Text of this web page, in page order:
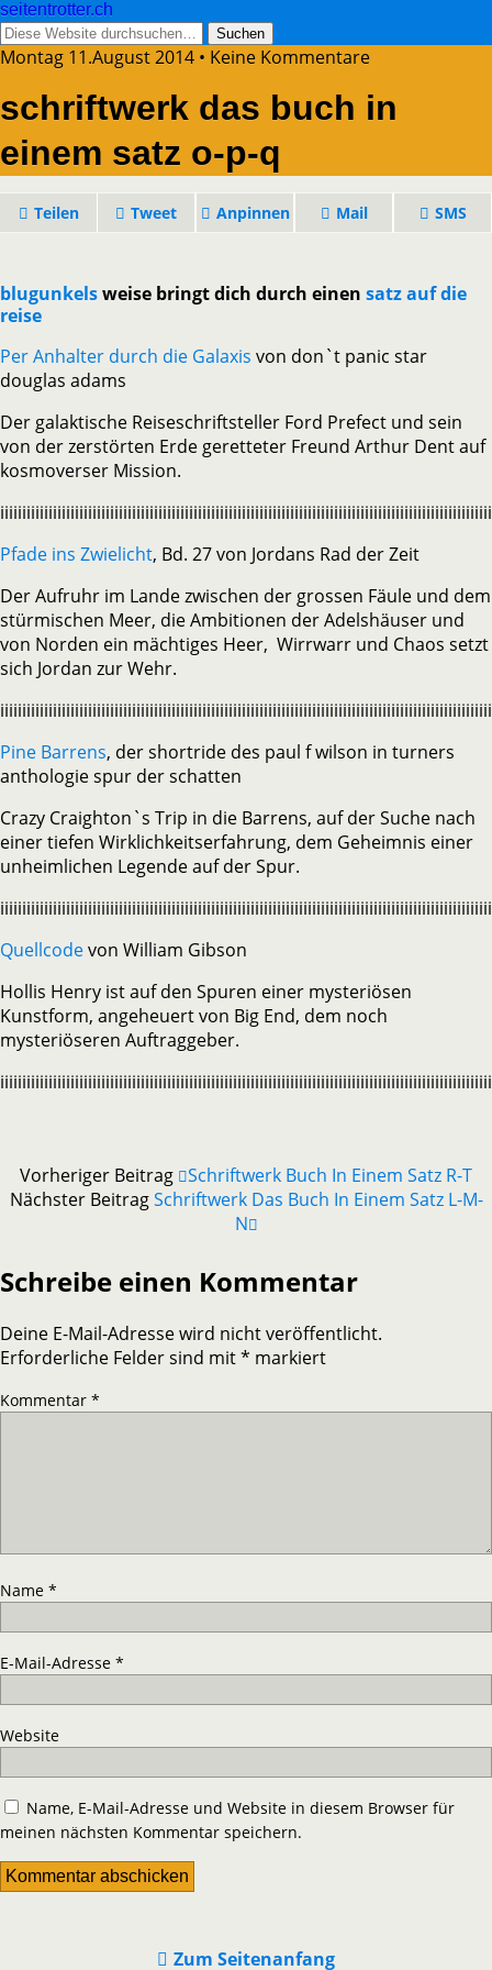
seitentrotter.ch
Montag 11.August 2014 • Keine Kommentare
schriftwerk das buch in
einem satz o-p-q
Teilen Tweet Anpinnen Mail SMS
blugunkelsweise bringt dich durch einen satz auf die
reise
Per Anhalter durch die Galaxis von don`t panic star
douglas adams
Der galaktische Reiseschriftsteller Ford Prefect und sein
von der zerstörten Erde geretteter Freund Arthur Dent auf
kosmoverser Mission.
Pfade ins Zwielicht, Bd. 27 von Jordans Rad der Zeit
Der Aufruhr im Lande zwischen der grossen Fäule und dem
stürmischen Meer, die Ambitionen der Adelshäuser und
von Norden ein mächtiges Heer, Wirrwarr und Chaos setzt
sich Jordan zur Wehr.
Pine Barrens, der shortride des paul f wilson in turners
anthologie spur der schatten
Crazy Craighton`s Trip in die Barrens, auf der Suche nach
einer tiefen Wirklichkeitserfahrung, dem Geheimnis einer
unheimlichen Legende auf der Spur.
Quellcodevon William Gibson
Hollis Henry ist auf den Spuren einer mysteriösen
Kunstform, angeheuert von Big End, dem noch
mysteriöseren Auftraggeber.
Vorheriger Beitrag Schriftwerk Buch In Einem Satz R-T
Nächster BeitragSchriftwerk Das Buch In Einem Satz L-M-
N
Schreibe einen Kommentar
Deine E-Mail-Adresse wird nicht veröffentlicht.
Erforderliche Felder sind mit* markiert
Kommentar *
Name *
E-Mail-Adresse *
Website
Name, E-Mail-Adresse und Website in diesem Browser für
meinen nächsten Kommentar speichern.
Zum Seitenanfang